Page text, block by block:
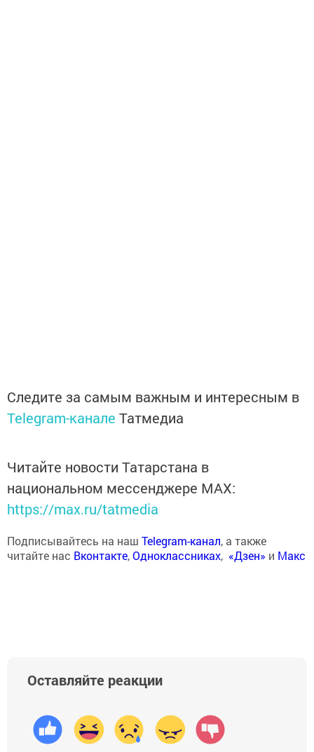
Следите за самым важным и интересным в
Telegram-канале Татмедиа
Читайте новости Татарстана в
национальном мессенджере MАХ:
https://max.ru/tatmedia
Подписывайтесь на наш Telegram-канал, а также
читайте нас Вконтакте,Одноклассниках, «Дзен» и Макс
Оставляйте реакции